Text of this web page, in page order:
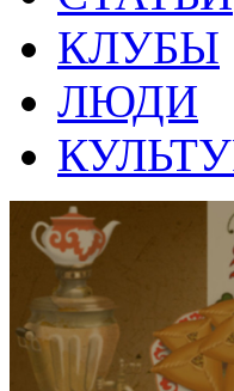
КЛУБЫ
ЛЮДИ